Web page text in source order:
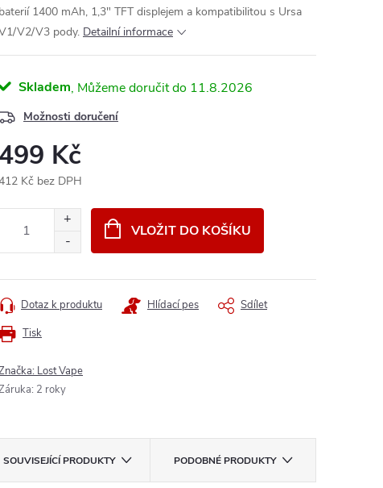
baterií 1400 mAh, 1,3" TFT displejem a kompatibilitou s Ursa
V2/V3 pody. Detailní informace
Skladem 11.8.2026
Možnosti doručení
499 Kč
Kč bez DPH
VLOŽIT DO KOŠÍKU
Tisk
Dotaz k produktu Hlídací pes Sdílet
Lost Vape
: 2 roky
SOUVISEJÍCÍ PRODUKTY PODOBNÉ PRODUKTY